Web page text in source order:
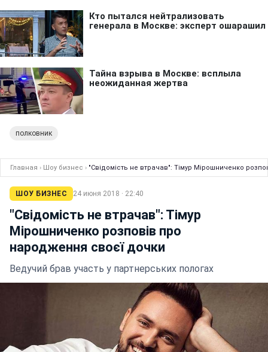
полковник
Главная › Шоу бизнес › "Свідомість не втрачав": Тімур Мірошниченко
ШОУ БИЗНЕС 24 июня 2018 · 22:40
"Свідомість не втрачав": Тімур
Мірошниченко розповів про
народження своєї дочки
Ведучий брав участь у партнерських пологах